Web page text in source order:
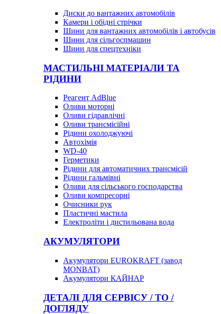
Диски до вантажних автомобілів
Камери і обідні стрічки
Шини для вантажних автомобілів і автобусів
Шини для сільгоспмашин
Шини для спецтехніки
МАСТИЛЬНІ МАТЕРІАЛИ ТА
РІДИНИ
Реагент AdBlue
Оливи моторні
Оливи гідравлічні
Оливи трансмісійні
Рідини охолоджуючі
Автохімія
WD-40
Герметики
Рідини для автоматичних трансмісій
Рідини гальмівні
Оливи для сільського господарства
Оливи компресорні
Очисники рук
Пластичні мастила
Електроліти і дистильована вода
АКУМУЛЯТОРИ
Акумулятори EUROKRAFT (завод
MONBAT)
Акумулятори КАЙНАР
ДЕТАЛІ ДЛЯ СЕРВІСУ / ТО /
ДОГЛЯДУ